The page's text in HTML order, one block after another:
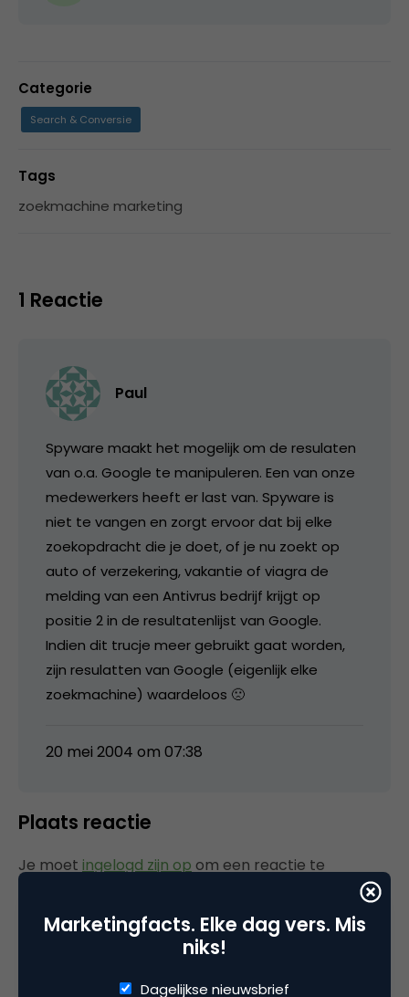
Categorie
Search & Conversie
Tags
zoekmachine marketing
1 Reactie
Paul
Spyware maakt het mogelijk om de resulaten
van o.a. Google te manipuleren. Een van onze
medewerkers heeft er last van. Spyware is
niet te vangen en zorgt ervoor dat bij elke
zoekopdracht die je doet, of je nu zoekt op
auto of verzekering, vakantie of viagra de
melding van een Antivrus bedrijf krijgt op
positie 2 in de resultatenlijst van Google.
Indien dit trucje meer gebruikt gaat worden,
zijn resulatten van Google (eigenlijk elke
zoekmachine) waardeloos 🙁
20 mei 2004 om 07:38
Plaats reactie
Je moet ingelogd zijn op om een reactie te
Gerelateerde artikelen
Marketingfacts. Elke dag vers. Mis
niks!
Dagelijkse nieuwsbrief